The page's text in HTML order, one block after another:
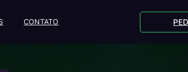
CONTATO